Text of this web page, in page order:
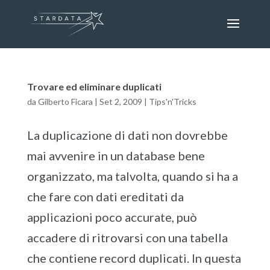
Trovare ed eliminare duplicati
da Gilberto Ficara | Set 2, 2009 | Tips'n'Tricks
La duplicazione di dati non dovrebbe
mai avvenire in un database bene
organizzato, ma talvolta, quando si ha a
che fare con dati ereditati da
applicazioni poco accurate, può
accadere di ritrovarsi con una tabella
che contiene record duplicati. In questa